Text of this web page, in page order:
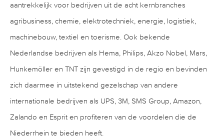
aantrekkelijk voor bedrijven uit de acht kernbranches
agribusiness, chemie, elektrotechniek, energie, logistiek,
machinebouw, textiel en toerisme. Ook bekende
Nederlandse bedrijven als Hema, Philips, Akzo Nobel, Mars,
Hunkemöller en TNT zijn gevestigd in de regio en bevinden
zich daarmee in uitstekend gezelschap van andere
internationale bedrijven als UPS, 3M, SMS Group, Amazon,
Zalando en Esprit en profiteren van de voordelen die de
Niederrhein te bieden heeft.